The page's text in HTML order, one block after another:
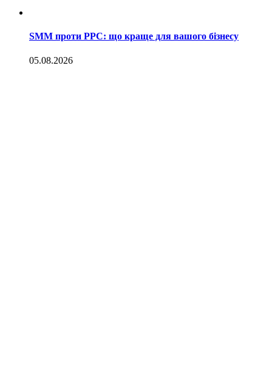
SMM проти PPC: що краще для вашого бізнесу
05.08.2026